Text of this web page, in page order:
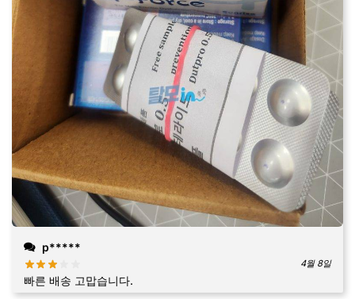
p*****
4월 8일
빠른 배송 고맙습니다.